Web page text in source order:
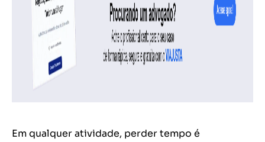
Em qualquer atividade, perder tempo é